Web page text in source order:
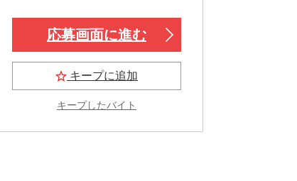
応募画面に進む
キープに追加
キープしたバイト